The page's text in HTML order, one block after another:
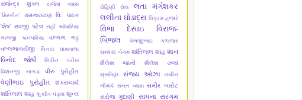
રાજેન્દ્ર શુક્લ
રાજેશ વ્યાસ
'મિસ્કીન'
રામનારાયણ વિ. પાઠક
'શેષ' રાવજી પટેલ રાહી ઓધારિયા
લાલજી કાનપરિયા
વલ્લભ ભટ્ટ
વલ્લભાચર્યજી
વિનય ઘાસવાલા
વિનોદ જોષી
વિપીન પરીખ
વિશનજી નાગડા
વીરુ પુરોહીત
વેણીભાઇ પુરોહીત
શંકરાચાર્ય
શાંતિલાલ શાહ શુકદેવ પંડ્યા શૂન્ય
રોહિણી રોય
લતા મંગેશકર
લલીતા ઘોડાદ્રા વિક્રમ હજારે
વિભા દેસાઇ
વિરાજ-
બિજલ
વેલજીભાઇ ગજ્જર
શમશાદ બેગમ શાંતિલાલ શાહ શાન
શૈલેશ જાની શૈલેશ રાજા
શ્રુતિવૃંદ સંજય ઓઝા
સચીન
લીમચે સનત વ્યાસ સમીર બારોટ
સરોજ ગુંદાણી
સાધના સરગમ